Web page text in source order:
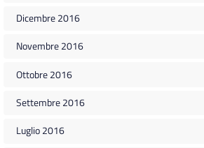
Dicembre 2016
Novembre 2016
Ottobre 2016
Settembre 2016
Luglio 2016